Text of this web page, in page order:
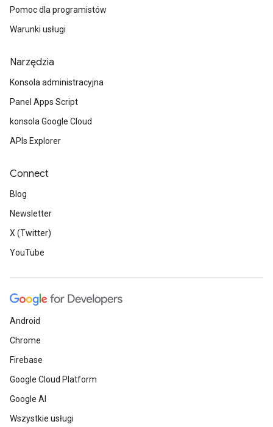
Pomoc dla programistów
Warunki usługi
Narzędzia
Konsola administracyjna
Panel Apps Script
konsola Google Cloud
APIs Explorer
Connect
Blog
Newsletter
X (Twitter)
YouTube
Android
Chrome
Firebase
Google Cloud Platform
Google AI
Wszystkie usługi